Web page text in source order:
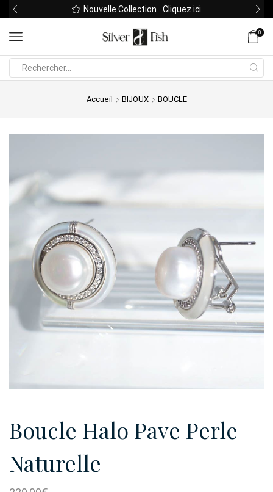
Nouvelle Collection Cliquez ici
0
Accueil BIJOUX BOUCLE
Boucle Halo Pave Perle
Naturelle